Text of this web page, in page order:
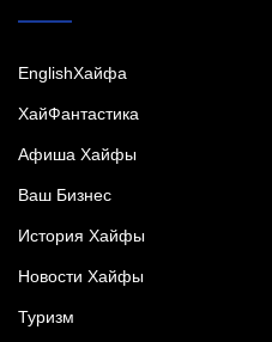
EnglishХайфа
XайФантастика
Афиша Хайфы
Ваш Бизнес
История Хайфы
Новости Хайфы
Туризм